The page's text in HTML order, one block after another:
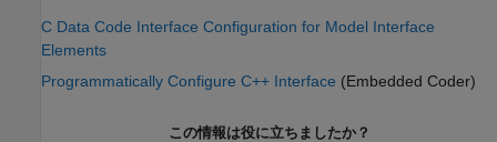
C Data Code Interface Configuration for Model Interface
Elements
Programmatically Configure C++ Interface (Embedded Coder)
この情報は役に立ちましたか？